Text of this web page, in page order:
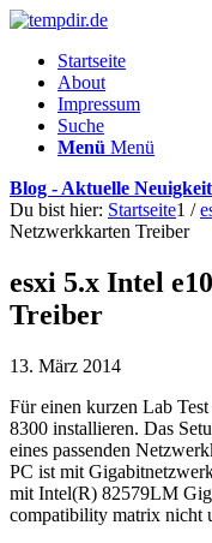
Startseite
About
Impressum
Suche
Menü Menü
Blog - Aktuelle
Du bist hier: Startseite1 /
Netzwerkkarten Treiber
esxi 5.x Intel
Treiber
13. März 2014
Für einen kurzen Lab
8300 installieren. Das
eines passenden
PC ist mit
mit Intel(R) 82579LM
compatibility matrix nicht